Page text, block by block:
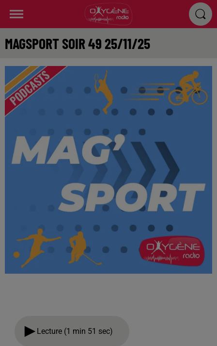
MAGSPORT SOIR 49 25/11/25
Lecture (1 min 51 sec)